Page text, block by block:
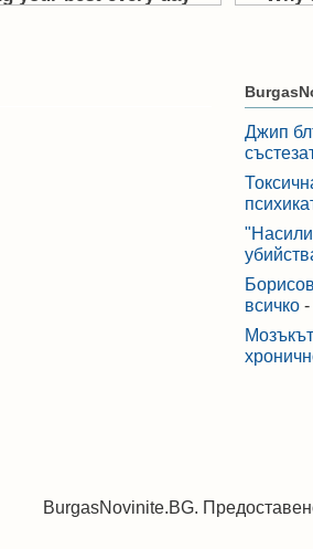
Джип
всичко -
BurgasNovinite.BG.